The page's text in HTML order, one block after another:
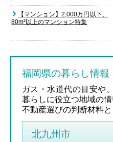
【マンション】2,000万円以下、
80m²以上のマンション特集
福岡県の暮らし情報
ガス・水道代の目安や
暮らしに役立つ地域の情
不動産選びの判断材料と
北九州市